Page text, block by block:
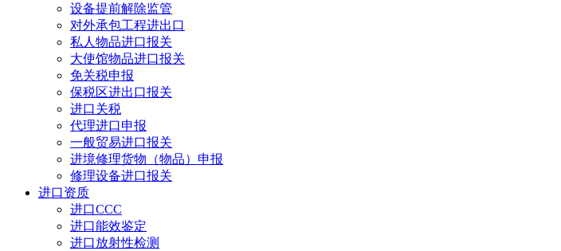
设备提前解除监管
对外承包工程进出口
私人物品进口报关
大使馆物品进口报关
免关税申报
保税区进出口报关
进口关税
代理进口申报
一般贸易进口报关
进境修理货物（物品）申报
修理设备进口报关
进口资质
进口CCC
进口能效鉴定
进口放射性检测